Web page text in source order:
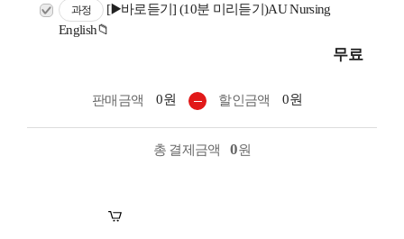
과정
[▶️바로듣기] (10분 미리듣기)AU Nursing
English📁
무료
판매금액 0원 할인금액 0원
총 결제금액 0원